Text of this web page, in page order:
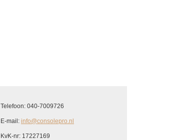
Telefoon: 040-7009726
E-mail: info@consolepro.nl
KvK-nr: 17227169